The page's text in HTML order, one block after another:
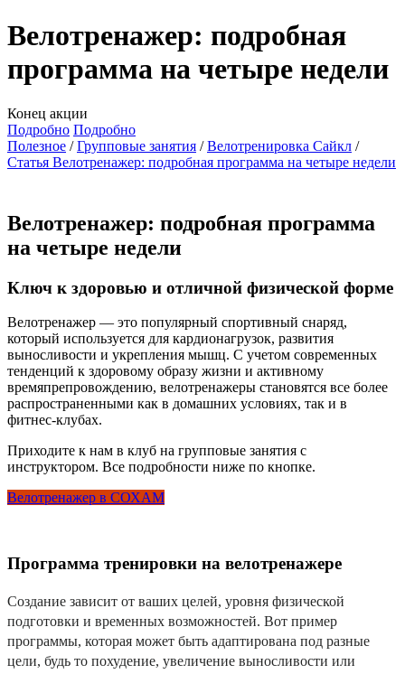
Велотренажер: подробная
программа на четыре недели
Конец акции
Подробно Подробно
Полезное
Групповые занятия
Велотренировка Сайкл
Статья Велотренажер: подробная программа на четыре недели
Велотренажер: подробная программа
на четыре недели
Ключ к здоровью и отличной физической форме
Велотренажер — это популярный спортивный снаряд,
который используется для кардионагрузок, развития
выносливости и укрепления мышц. С учетом современных
тенденций к здоровому образу жизни и активному
времяпрепровождению, велотренажеры становятся все более
распространенными как в домашних условиях, так и в
фитнес-клубах.
Приходите к нам в клуб на групповые занятия с
инструктором. Все подробности ниже по кнопке.
Велотренажер в СОХАМ
Программа тренировки на велотренажере
Создание зависит от ваших целей, уровня физической
подготовки и временных возможностей. Вот пример
программы, которая может быть адаптирована под разные
цели, будь то похудение, увеличение выносливости или